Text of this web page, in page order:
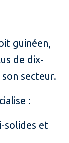
guinéen,
de dix-
secteur.
:
solides et